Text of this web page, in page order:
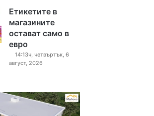
Етикетите в
магазините
остават само в
евро
14:13ч, четвъртък, 6
август, 2026